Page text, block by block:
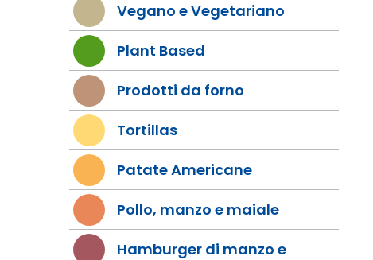
Vegano e Vegetariano
Plant Based
Prodotti da forno
Tortillas
Patate Americane
Pollo, manzo e maiale
Hamburger di manzo e